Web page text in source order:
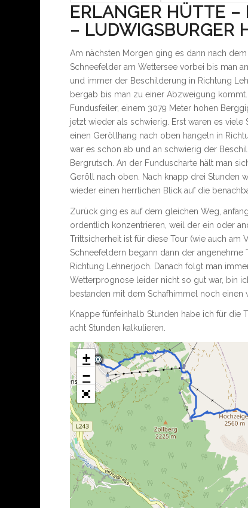
ERLANGER HÜTTE –
– LUDWIGSBURGER
Am nächsten Morgen ging es dann nach
Schneefelder am Wettersee vorbei bis man
und immer der Beschilderung in Richtung
bergab bis man zu einer Abzweigung
Fundusfeiler, einem 3079 Meter hohen
jetzt wieder als schwierig. Erst waren es
einen Geröllhang nach oben hangeln in
war es schon ab und an schwierig der
Bergrutsch. An der Funduscharte hält man
Geröll nach oben. Nach knapp drei Stunden
wieder einen herrlichen Blick auf die
Zurück ging es auf dem gleichen Weg,
ordentlich konzentrieren, weil der ein oder
Trittsicherheit ist für diese Tour (wie auch
Schneefeldern begann dann der
Richtung Lehnerjoch. Danach folgt man
Wetterprognose leider nicht so gut war, bin
bestanden mit dem Schafhimmel noch einen
Knappe fünfeinhalb Stunden habe ich für die
acht Stunden kalkulieren.
+
−